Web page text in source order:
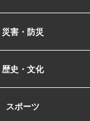
災害・防災
歴史・文化
スポーツ